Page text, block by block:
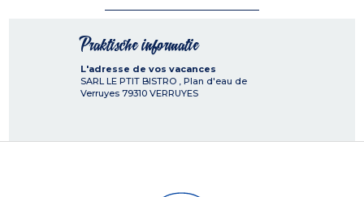
Praktische informatie
L'adresse de vos vacances
SARL LE PTIT BISTRO , Plan d'eau de
Verruyes 79310 VERRUYES